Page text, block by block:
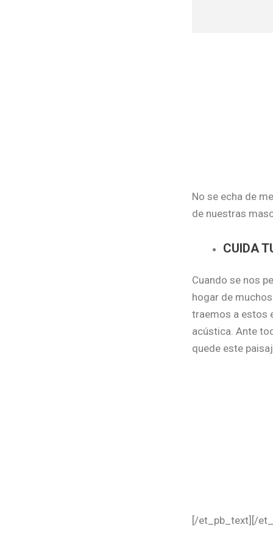
No se echa de
de nuestras
CUIDA
Cuando se nos
hogar de
traemos a estos
acústica. Ante
quede este
[/et_pb_text][/